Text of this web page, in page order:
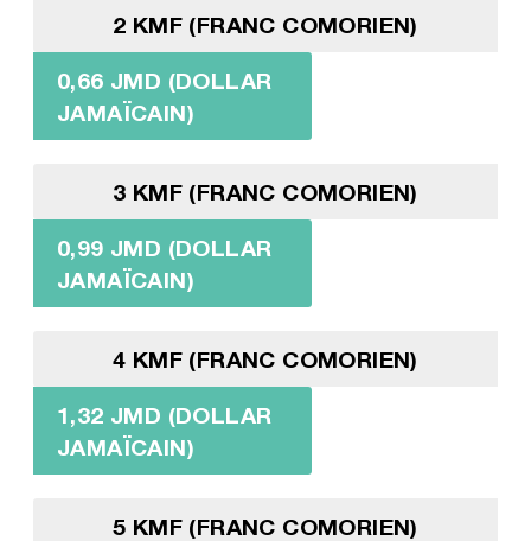
2 KMF (FRANC COMORIEN)
0,66 JMD (DOLLAR
JAMAÏCAIN)
3 KMF (FRANC COMORIEN)
0,99 JMD (DOLLAR
JAMAÏCAIN)
4 KMF (FRANC COMORIEN)
1,32 JMD (DOLLAR
JAMAÏCAIN)
5 KMF (FRANC COMORIEN)